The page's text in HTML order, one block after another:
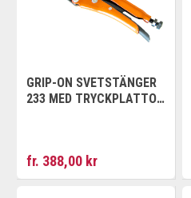
GRIP-ON SVETSTÄNGER
233 MED TRYCKPLATTOR
fr. 388,00 kr